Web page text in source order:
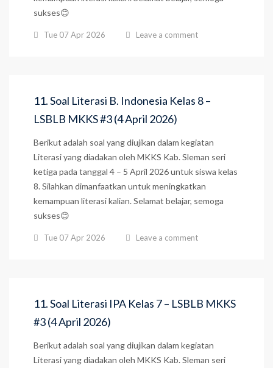
sukses😊
Tue 07 Apr 2026 Leave a comment
11. Soal Literasi B. Indonesia Kelas 8 –
LSBLB MKKS #3 (4 April 2026)
Berikut adalah soal yang diujikan dalam kegiatan
Literasi yang diadakan oleh MKKS Kab. Sleman seri
ketiga pada tanggal 4 – 5 April 2026 untuk siswa kelas
8. Silahkan dimanfaatkan untuk meningkatkan
kemampuan literasi kalian. Selamat belajar, semoga
sukses😊
Tue 07 Apr 2026 Leave a comment
11. Soal Literasi IPA Kelas 7 – LSBLB MKKS
#3 (4 April 2026)
Berikut adalah soal yang diujikan dalam kegiatan
Literasi yang diadakan oleh MKKS Kab. Sleman seri